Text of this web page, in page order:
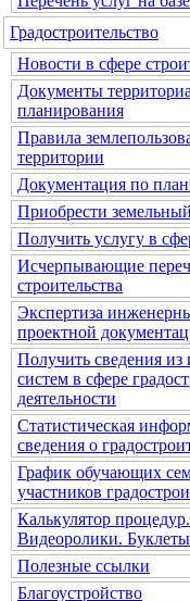
Градостроительство
Новости в сфере
Документы
планирования
Правила
территории
Документация по
Приобрести
Получить услугу в
Исчерпывающие
строительства
Экспертиза
проектной
Получить сведения
систем в сфере
деятельности
Статистическая
сведения о
График обучающих
участников
Калькулятор
Видеоролики. Буклеты
Полезные ссылки
Благоустройство